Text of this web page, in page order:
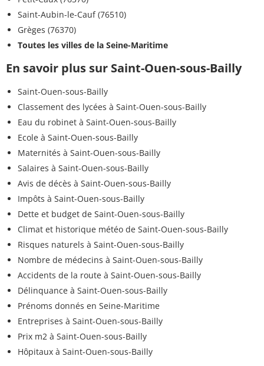
Saint-Aubin-le-Cauf (76510)
Grèges (76370)
Toutes les villes de la Seine-Maritime
En savoir plus sur Saint-Ouen-sous-Bailly
Saint-Ouen-sous-Bailly
Classement des lycées à Saint-Ouen-sous-Bailly
Eau du robinet à Saint-Ouen-sous-Bailly
Ecole à Saint-Ouen-sous-Bailly
Maternités à Saint-Ouen-sous-Bailly
Salaires à Saint-Ouen-sous-Bailly
Avis de décès à Saint-Ouen-sous-Bailly
Impôts à Saint-Ouen-sous-Bailly
Dette et budget de Saint-Ouen-sous-Bailly
Climat et historique météo de Saint-Ouen-sous-Bailly
Risques naturels à Saint-Ouen-sous-Bailly
Nombre de médecins à Saint-Ouen-sous-Bailly
Accidents de la route à Saint-Ouen-sous-Bailly
Délinquance à Saint-Ouen-sous-Bailly
Prénoms donnés en Seine-Maritime
Entreprises à Saint-Ouen-sous-Bailly
Prix m2 à Saint-Ouen-sous-Bailly
Hôpitaux à Saint-Ouen-sous-Bailly